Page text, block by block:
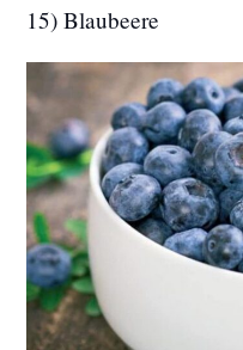
15) Blaubeere